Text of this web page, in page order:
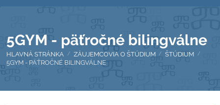
5GYM - päťročné bilingválne
HLAVNÁ STRÁNKA / ZÁUJEMCOVIA O ŠTÚDIUM / ŠTÚDIUM /
5GYM - PÄŤROČNÉ BILINGVÁLNE